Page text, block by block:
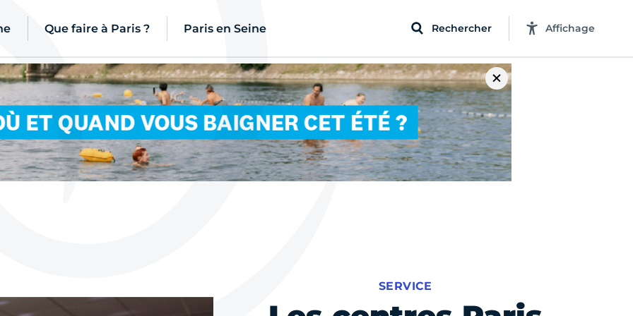
Que faire à Paris ? Paris en Seine Rechercher Affichage
SERVICE